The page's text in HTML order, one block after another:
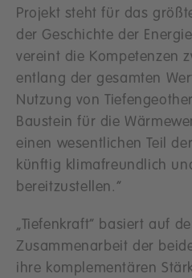
Projekt steht für das
der Geschichte der
vereint die Kompetenzen
entlang der gesamten
Nutzung von
Baustein für die
einen wesentlichen Teil
künftig klimafreundlich
bereitzustellen.“
„Tiefenkraft“ basiert auf
Zusammenarbeit der
ihre komplementären